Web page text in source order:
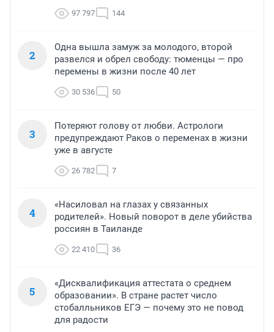
97 797 144
2
Одна вышла замуж за молодого, второй
развелся и обрел свободу: тюменцы — про
перемены в жизни после 40 лет
30 536 50
3
Потеряют голову от любви. Астрологи
предупреждают Раков о переменах в жизни
уже в августе
26 782 7
4
«Насиловал на глазах у связанных
родителей». Новый поворот в деле убийства
россиян в Таиланде
22 410 36
5
«Дисквалификация аттестата о среднем
образовании». В стране растет число
стобалльников ЕГЭ — почему это не повод
для радости